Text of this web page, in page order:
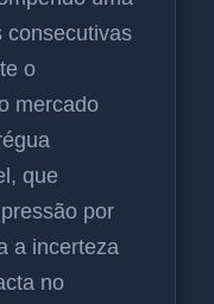
consecutivas
o
mercado
que
por
a incerteza
no